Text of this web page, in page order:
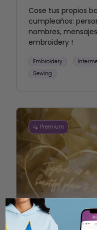
Cose tus propios
cumpleaños:
nombres,
embroidery !
Embroidery
Sewing
Premium